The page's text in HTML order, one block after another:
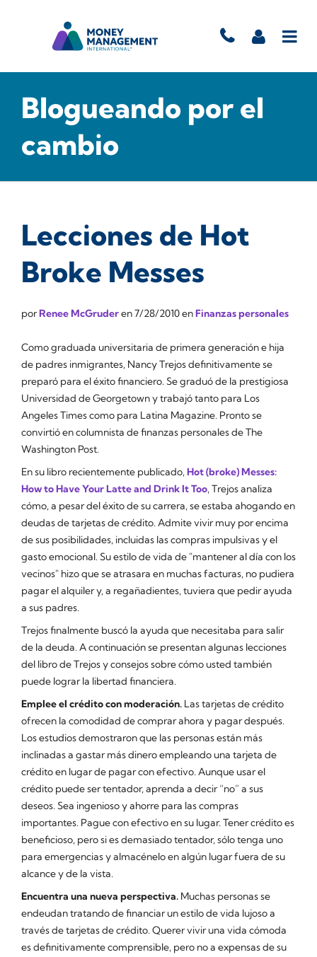
Blogueando por el
cambio
Lecciones de Hot
Broke Messes
porRenee McGruderen7/28/2010enFinanzas personales
Como graduada universitaria de primera generación e hija
de padres inmigrantes, Nancy Trejos definitivamente se
preparó para el éxito financiero. Se graduó de la prestigiosa
Universidad de Georgetown y trabajó tanto para Los
Angeles Times como para Latina Magazine. Pronto se
convirtió en columnista de finanzas personales de The
Washington Post.
En su libro recientemente publicado,Hot (broke) Messes:
How to Have Your Latte and Drink It Too,Trejos analiza
cómo, a pesar del éxito de su carrera, se estaba ahogando en
deudas de tarjetas de crédito. Admite vivir muy por encima
de sus posibilidades, incluidas las compras impulsivas y el
gasto emocional. Su estilo de vida de "mantener al día con los
vecinos" hizo que se atrasara en muchas facturas, no pudiera
pagar el alquiler y, a regañadientes, tuviera que pedir ayuda
a sus padres.
Trejos finalmente buscó la ayuda que necesitaba para salir
de la deuda. A continuación se presentan algunas lecciones
del libro de Trejos y consejos sobre cómo usted también
puede lograr la libertad financiera.
Emplee el crédito con moderación. Las tarjetas de crédito
ofrecen la comodidad de comprar ahora y pagar después.
Los estudios demostraron que las personas están más
inclinadas a gastar más dinero empleando una tarjeta de
crédito en lugar de pagar con efectivo. Aunque usar el
crédito puede ser tentador, aprenda a decir “no” a sus
deseos. Sea ingenioso y ahorre para las compras
importantes. Pague con efectivo en su lugar. Tener crédito es
beneficioso, pero si es demasiado tentador, sólo tenga uno
para emergencias y almacénelo en algún lugar fuera de su
alcance y de la vista.
Encuentra una nueva perspectiva. Muchas personas se
endeudan tratando de financiar un estilo de vida lujoso a
través de tarjetas de crédito. Querer vivir una vida cómoda
es definitivamente comprensible, pero no a expensas de su